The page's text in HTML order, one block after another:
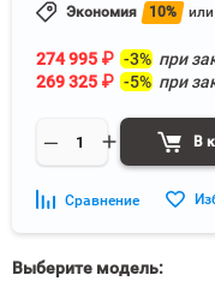
Экономия 10% или
274 995 ₽ -3% при
269 325 ₽ -5% при
В
Сравнение
Выберите модель: